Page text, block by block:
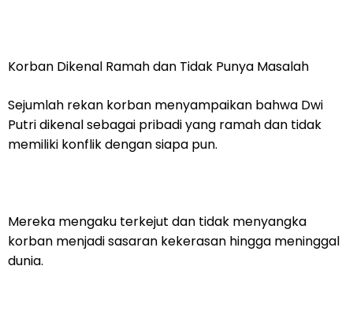
Korban Dikenal Ramah dan Tidak Punya Masalah
Sejumlah rekan korban menyampaikan bahwa Dwi
Putri dikenal sebagai pribadi yang ramah dan tidak
memiliki konflik dengan siapa pun.
Mereka mengaku terkejut dan tidak menyangka
korban menjadi sasaran kekerasan hingga meninggal
dunia.